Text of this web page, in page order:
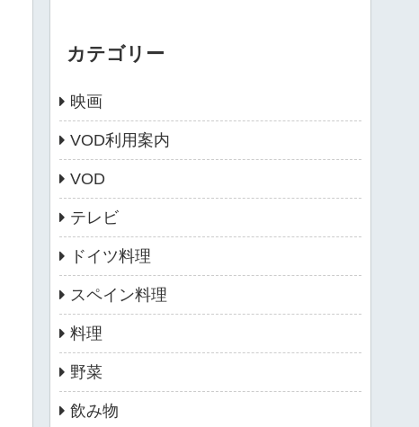
カテゴリー
映画
VOD利用案内
VOD
テレビ
ドイツ料理
スペイン料理
料理
野菜
飲み物